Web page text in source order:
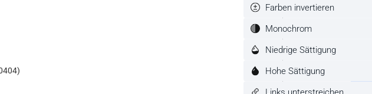
Farben invertieren
Monochrom
Niedrige Sättigung
Hohe Sättigung